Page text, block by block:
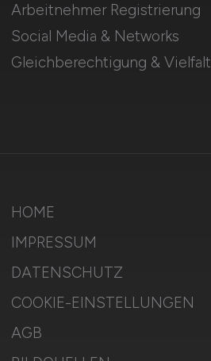
Arbeitnehmer Registrierung
Social Media & Networks
Gleichberechtigung & Vielfalt
HOME
IMPRESSUM
DATENSCHUTZ
COOKIE-EINSTELLUNGEN
AGB